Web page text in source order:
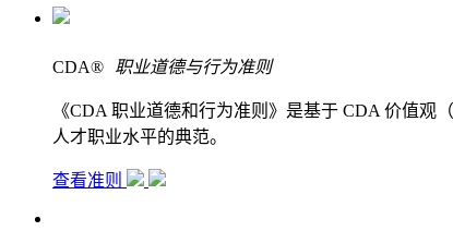
CDA® 职业道德与行为准则
《CDA 职业道德和行为准则》是基于 CDA 价值
人才职业水平的典范。
查看准则